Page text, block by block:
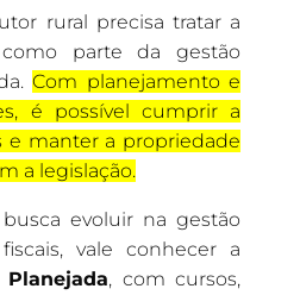
rural precisa tratar a
parte da gestão
Com planejamento e
é possível cumprir a
e manter a propriedade
a legislação.
evoluir na gestão
vale conhecer a
Planejada, com cursos,